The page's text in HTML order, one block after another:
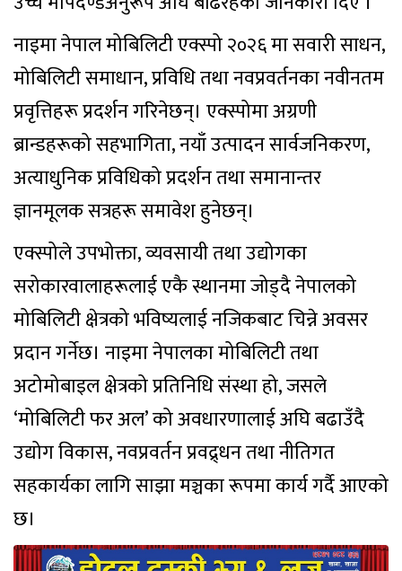
नाइमा नेपाल मोबिलिटी एक्स्पो २०२६ मा सवारी साधन,
मोबिलिटी समाधान, प्रविधि तथा नवप्रवर्तनका नवीनतम
प्रवृत्तिहरू प्रदर्शन गरिनेछन्। एक्स्पोमा अग्रणी
ब्रान्डहरूको सहभागिता, नयाँ उत्पादन सार्वजनिकरण,
अत्याधुनिक प्रविधिको प्रदर्शन तथा समानान्तर
ज्ञानमूलक सत्रहरू समावेश हुनेछन्।
एक्स्पोले उपभोक्ता, व्यवसायी तथा उद्योगका
सरोकारवालाहरूलाई एकै स्थानमा जोड्दै नेपालको
मोबिलिटी क्षेत्रको भविष्यलाई नजिकबाट चिन्ने अवसर
प्रदान गर्नेछ। नाइमा नेपालका मोबिलिटी तथा
अटोमोबाइल क्षेत्रको प्रतिनिधि संस्था हो, जसले
‘मोबिलिटी फर अल’ को अवधारणालाई अघि बढाउँदै
उद्योग विकास, नवप्रवर्तन प्रवद्र्धन तथा नीतिगत
सहकार्यका लागि साझा मञ्चका रूपमा कार्य गर्दै आएको
छ।